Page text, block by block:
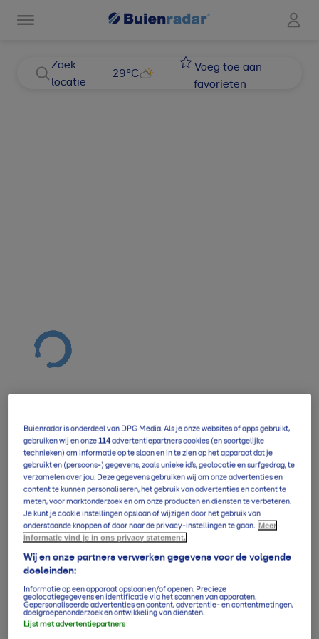
Zoek
locatie
29°C
Voeg toe aan
favorieten
Verwachting overzicht
5-daagse per uur
14-daagse verwachting
Klimaatgemiddelden
Buienradar is onderdeel van DPG Media. Als je onze websites of apps gebruikt,
gebruiken wij en onze114advertentiepartners cookies (en soortgelijke
technieken) om informatie op te slaan en in te zien op het apparaat dat je
gebruikt en (persoons-) gegevens, zoals unieke id’s, geolocatie en surfgedrag, te
verzamelen over jou. Deze gegevens gebruiken wij om onze advertenties en
content te kunnen personaliseren, het gebruik van advertenties en content te
meten, voor marktonderzoek en om onze producten en diensten te verbeteren.
Je kunt je cookie instellingen opslaan of wijzigen door het gebruik van
onderstaande knoppen of door naar de privacy-instellingen te gaan. Meer
informatie vind je in ons privacy statement.
Wij en onze partners verwerken gegevens voor de volgende
doeleinden:
Informatie op een apparaat opslaan en/of openen. Precieze
geolocatiegegevens en identificatie via het scannen van apparaten.
Gepersonaliseerde advertenties en content, advertentie- en contentmetingen,
doelgroepenonderzoek en ontwikkeling van diensten.
Lijst met advertentiepartners